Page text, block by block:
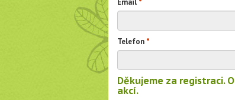
Email *
Telefon *
Děkujeme za registraci.
akcí.